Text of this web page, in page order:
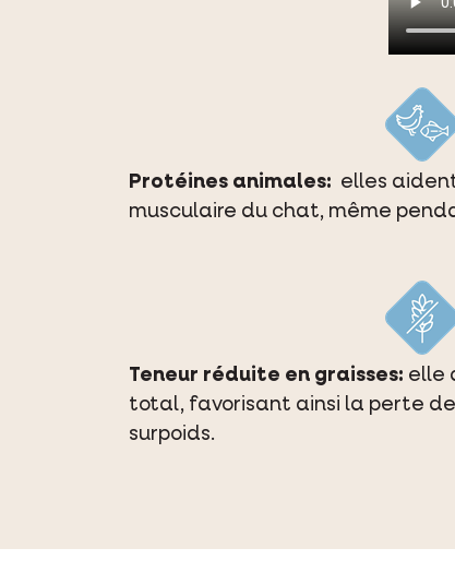
Protéines animales: elles
musculaire du chat, même
Teneur réduite en graisses: elle
total, favorisant ainsi la perte
surpoids.